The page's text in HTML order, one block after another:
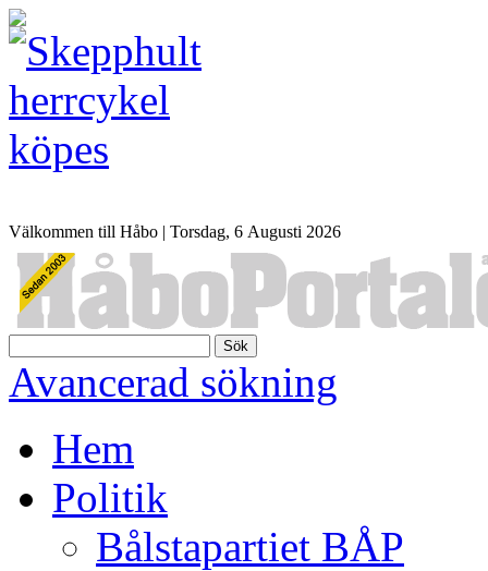
Välkommen till Håbo | Torsdag, 6 Αugusti 2026
Sök
Avancerad sökning
Hem
Politik
Bålstapartiet BÅP